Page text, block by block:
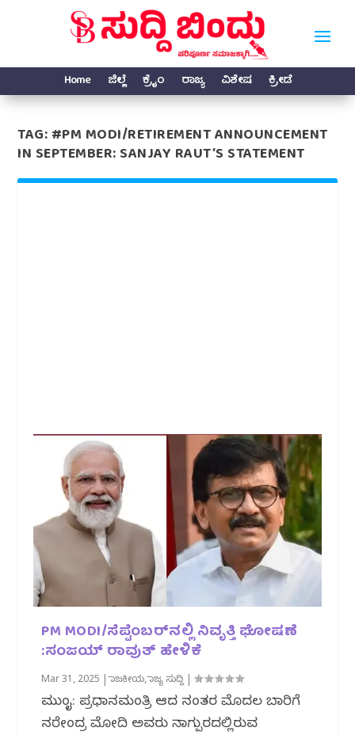
Home ಜಿಲ್ಲೆ ಕ್ರೈಂ ರಾಜ್ಯ ವಿಶೇಷ ಕ್ರೀಡೆ
TAG:#PM MODI/RETIREMENT ANNOUNCEMENT
IN SEPTEMBER: SANJAY RAUT’S STATEMENT
PM MODI/ಸೆಪ್ಟೆಂಬರ್‌ನಲ್ಲಿ ನಿವೃತ್ತಿ ಘೋಷಣೆ
:ಸಂಜಯ್ ರಾವುತ್ ಹೇಳಿಕೆ
Mar 31, 2025 |ರಾಜಕೀಯ,ರಾಜ್ಯ ಸುದ್ದಿ |
ಮುಂಬೈ: ಪ್ರಧಾನಮಂತ್ರಿ ಆದ ನಂತರ ಮೊದಲ ಬಾರಿಗೆ
ನರೇಂದ್ರ ಮೋದಿ ಅವರು ನಾಗ್ಪುರದಲ್ಲಿರುವ